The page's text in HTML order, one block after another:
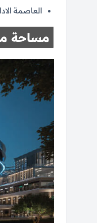
العاصمة
مساحة